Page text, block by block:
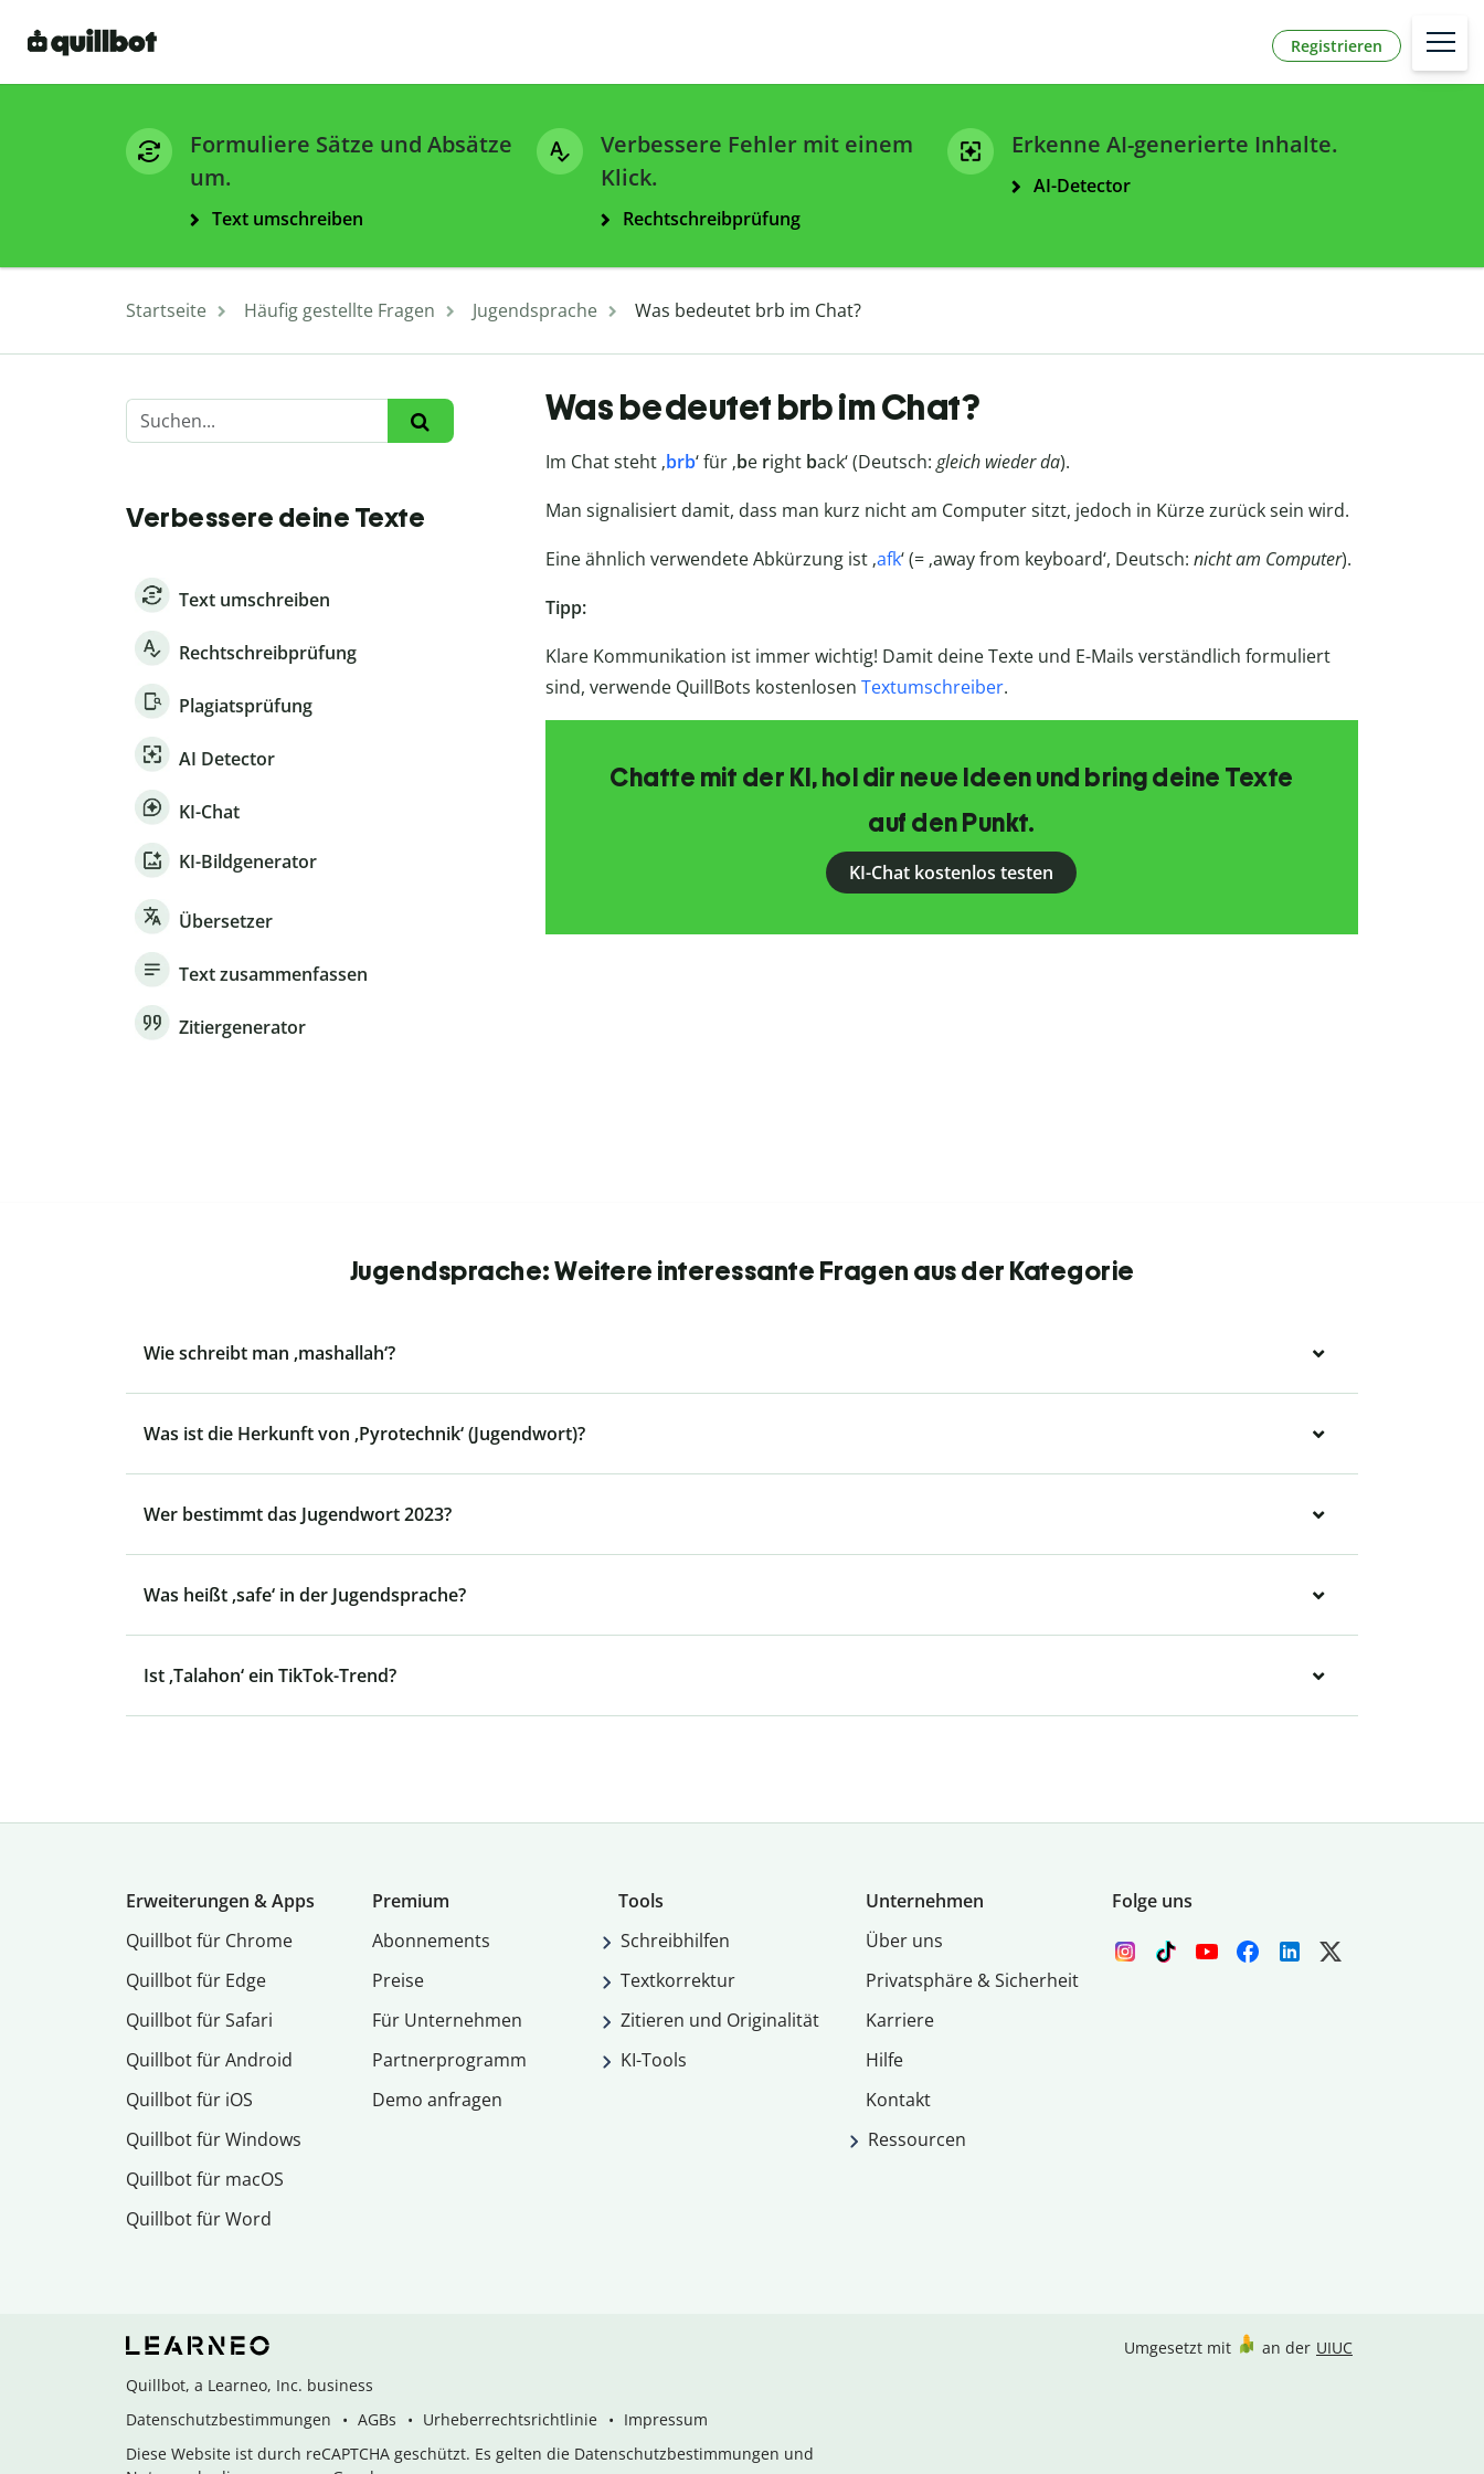
Registrieren
Formuliere Sätze und Absätze
um.
Text umschreiben
Verbessere Fehler mit einem
Klick.
Rechtschreibprüfung
Erkenne AI-generierte Inhalte.
AI-Detector
Startseite Häufig gestellte Fragen Jugendsprache Was bedeutet brb im Chat?
Verbessere deine Texte
Text umschreiben
Rechtschreibprüfung
Plagiatsprüfung
AI Detector
KI-Chat
KI-Bildgenerator
Übersetzer
Text zusammenfassen
Zitiergenerator
Was bedeutet brb im Chat?
Im Chat steht ‚brb‘ für ‚be right back‘ (Deutsch: gleich wieder da).
Man signalisiert damit, dass man kurz nicht am Computer sitzt, jedoch in Kürze zurück sein wird.
Eine ähnlich verwendete Abkürzung ist ‚afk‘ (= ‚away from keyboard‘, Deutsch: nicht am Computer).
Tipp:
Klare Kommunikation ist immer wichtig! Damit deine Texte und E-Mails verständlich formuliert
sind, verwende QuillBots kostenlosen Textumschreiber.
Chatte mit der KI, hol dir neue Ideen und bring deine Texte
auf den Punkt.
KI-Chat kostenlos testen
Jugendsprache: Weitere interessante Fragen aus der Kategorie
Wie schreibt man ‚mashallah‘?
Was ist die Herkunft von ‚Pyrotechnik‘ (Jugendwort)?
Wer bestimmt das Jugendwort 2023?
Was heißt ‚safe‘ in der Jugendsprache?
Ist ‚Talahon‘ ein TikTok-Trend?
Erweiterungen & Apps
Quillbot für Chrome
Quillbot für Edge
Quillbot für Safari
Quillbot für Android
Quillbot für iOS
Quillbot für Windows
Quillbot für macOS
Quillbot für Word
Premium
Abon­ne­ments
Preise
Für Unternehmen
Partnerprogramm
Demo anfragen
Tools
Schreibhilfen
Textkorrektur
Zitieren und Originalität
KI-Tools
Unternehmen
Über uns
Privatsphäre & Sicherheit
Karriere
Hilfe
Kontakt
Ressourcen
Folge uns
Quillbot, a Learneo, Inc. business
Datenschutzbestimmungen
AGBs Urheberrechtsrichtlinie
Impressum
Diese Website ist durch reCAPTCHA geschützt. Es gelten die Datenschutzbestimmungen und
Umgesetzt mit an der UIUC